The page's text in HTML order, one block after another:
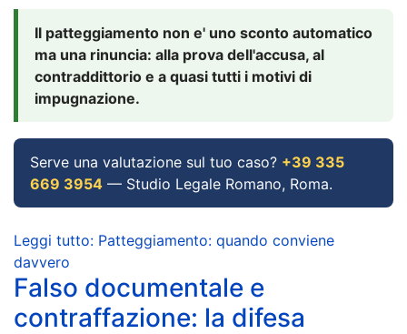
Il patteggiamento non e' uno sconto automatico
ma una rinuncia: alla prova dell'accusa, al
contraddittorio e a quasi tutti i motivi di
impugnazione.
Serve una valutazione sul tuo caso? +39 335
669 3954 — Studio Legale Romano, Roma.
Leggi tutto: Patteggiamento: quando conviene
davvero
Falso documentale e
contraffazione: la difesa